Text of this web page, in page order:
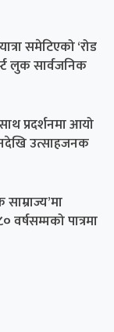
समेटिएको ‘रोड
लुक सार्वजनिक
प्रदर्शनमा आयो
उत्साहजनक
वर्षसम्मको पात्रमा